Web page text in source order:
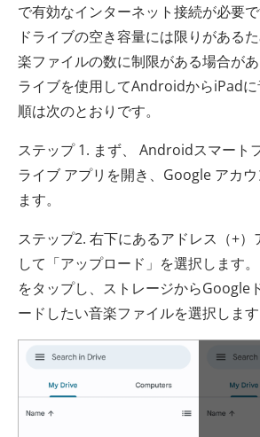
で有効なインターネット接続が必要
ドライブの空き容量には限りがある
楽ファイルの数に制限がある場合が
ライブを使用してAndroidからiPad
順は次のとおりです。
ステップ 1. まず、 Androidスマート
ライブ アプリを開き、Google アカ
ます。
ステップ2. 右下にあるアドレス（+
して「アップロード」を選択します
をタップし、ストレージからGoogle
ードしたい音楽ファイルを選択します